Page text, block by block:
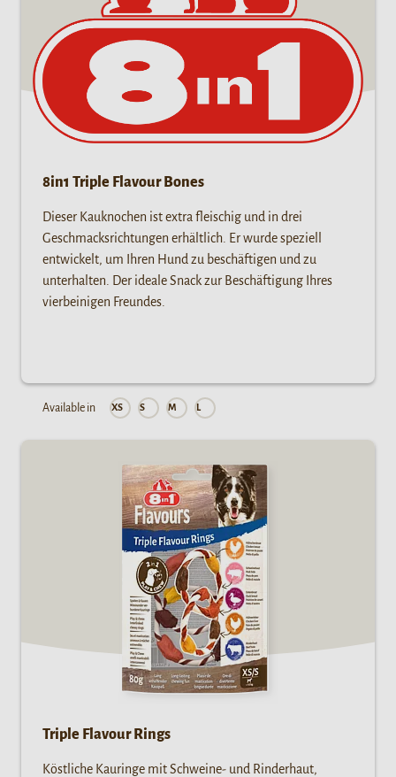
8in1 Triple Flavour Bones
Dieser Kauknochen ist extra fleischig und in drei
Geschmacksrichtungen erhältlich. Er wurde speziell
entwickelt, um Ihren Hund zu beschäftigen und zu
unterhalten. Der ideale Snack zur Beschäftigung Ihres
vierbeinigen Freundes.
Available in XS S M L
Triple Flavour Rings
Köstliche Kauringe mit Schweine- und Rinderhaut,